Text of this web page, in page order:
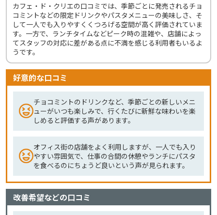
カフェ・ド・クリエの口コミでは、季節ごとに発売されるチョ
コミントなどの限定ドリンクやパスタメニューの美味しさ、そ
して一人でも入りやすくくつろげる空間が高く評価されていま
す。一方で、ランチタイムなどピーク時の混雑や、店舗によっ
てスタッフの対応に差がある点に不満を感じる利用者もいるよ
うです。
好意的な口コミ
チョコミントのドリンクなど、季節ごとの新しいメニ
ューがいつも楽しみで、行くたびに新鮮な味わいを楽
しめると評価する声があります。
オフィス街の店舗をよく利用しますが、一人でも入り
やすい雰囲気で、仕事の合間の休憩やランチにパスタ
を食べるのにちょうど良いという声が見られます。
改善希望などの口コミ